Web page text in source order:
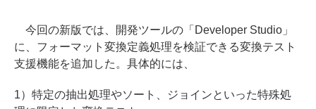
今回の新版では、開発ツールの「Developer Studio」
に、フォーマット変換定義処理を検証できる変換テスト
支援機能を追加した。具体的には、
1）特定の抽出処理やソート、ジョインといった特殊処